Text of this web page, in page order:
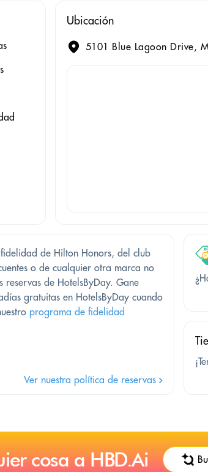
Ubicación
5101 Blue Lagoon Drive,
fidelidad de Hilton Honors, del club
o de cualquier otra marca no
reservas de HotelsByDay. Gane
gratuitas en HotelsByDay cuando
programa de fidelidad
Ver nuestra política de reservas
cosa a HBD.Ai